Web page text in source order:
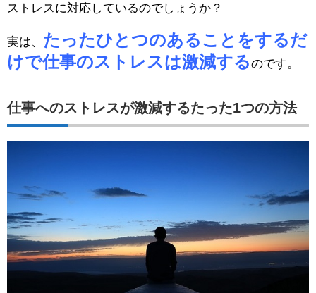
ストレスに対応しているのでしょうか？
実は、 たったひとつのあることをするだ
けで仕事のストレスは激減するのです。
仕事へのストレスが激減するたった1つの方法